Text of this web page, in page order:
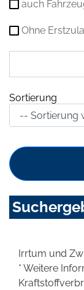
auch
Ohne
Sortierung
Irrtum und
* Weitere